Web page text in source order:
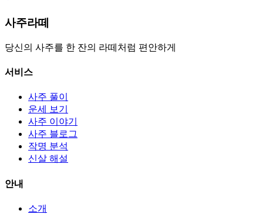
사주라떼
당신의 사주를 한 잔의 라떼처럼 편안하게
서비스
사주 풀이
운세 보기
사주 이야기
사주 블로그
작명 분석
신살 해설
안내
소개